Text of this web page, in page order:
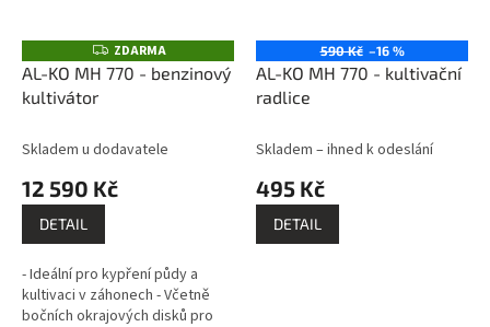
Z
D
A
ZDARMA
AL-KO MH 770 - benzinový
kultivátor
Skladem u dodavatele
12 590 Kč
DETAIL
- Ideální pro kypření půdy a
kultivaci v záhonech - Včetně
bočních okrajových disků pro
590 Kč –16 %
AL-KO MH 770 - kultivační
radlice
Skladem – ihned k odeslání
495 Kč
DETAIL